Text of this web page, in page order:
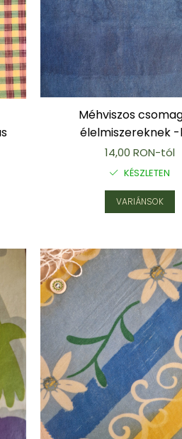
Méhviszos
élelmiszereknek
14,00 RON-tól
KÉSZLETEN
VARIÁNSOK